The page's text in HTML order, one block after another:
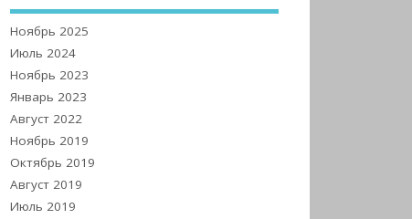
Ноябрь 2025
Июль 2024
Ноябрь 2023
Январь 2023
Август 2022
Ноябрь 2019
Октябрь 2019
Август 2019
Июль 2019